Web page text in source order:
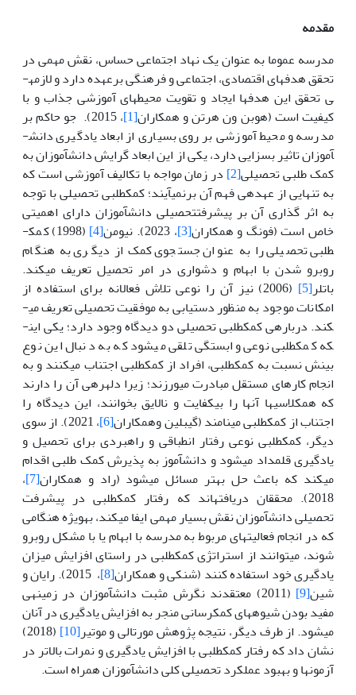
مقدمه
مدرسه عموما به عنوان یک نهاد اجتماعی حساس، نقش مهمی در
تحقق هدف­های اقتصادی، اجتماعی و فرهنگی برعهده دارد و لازمه­
ی تحقق این هدف­ها ایجاد و تقویت محیط­های آموزشی جذاب و با
کیفیت است (هوبن ون هرتن و همکاران[1]
، 2015). جو حاکم بر
مدرسه و محیط آموزشی بر روی بسیاری از ابعاد یادگیری دانش­
آموزان تاثیر بسزایی دارد، یکی از این ابعاد گرایش دانش­آموزان به
کمک طلبی تحصیلی[2]
در زمان مواجه با تکالیف آموزشی است که
به تنهایی از عهده­ی فهم آن برنمی­آیند؛ کمک­طلبی تحصیلی با توجه
به اثر گذاری آن بر پیشرفت­تحصیلی دانش­آموزان دارای اهمیتی
خاص است (فونگ و همکاران[3] ، 2023). نیومن [4]
(1998) کمک­
طلبی تحصیلی را به عنوان جستجوی کمک از دیگری به هنگام
روبرو شدن با ابهام و دشواری در امر تحصیل تعریف می­کند.
باتلر[5]
(2006) نیز آن را نوعی تلاش فعالانه برای استفاده از
امکانات موجود به منظور دستیابی به موفقیت تحصیلی تعریف می­
کند. درباره­ی کمک­طلبی تحصیلی دو دیدگاه وجود دارد؛ یکی این­
که کمک­طلبی نوعی وابستگی تلقی می­شود که به دنبال این نوع
بینش نسبت به کمک­طلبی، افراد از کمک­طلبی اجتناب می­کنند و به
انجام کارهای مستقل مبادرت می­ورزند؛ زیرا دلهره­ی آن را دارند
که هم­کلاسی­ها آن­ها را بی­کفایت و نالایق بخوانند، این دیدگاه را
اجتناب از کمک­طلبی می­نامند (گیبلین وهمکاران[6]
، 2021). از سوی
دیگر، کمک­طلبی نوعی رفتار انطباقی و راهبردی برای تحصیل و
یادگیری قلمداد می­شود و دانش­آموز به پذیرش کمک­ طلبی اقدام
می­کند که باعث حل بهتر مسائل می­شود (راد و همکاران[7] ،
2018). محققان دریافته­اند که رفتار کمک­طلبی در پیشرفت
تحصیلی دانش­آموزان نقش بسیار مهمی ایفا می­کند، به­ویژه هنگامی
که در انجام فعالیت­های مربوط به مدرسه با ابهام یا با مشکل روبرو
شوند، می­توانند از استراتژی کمک­طلبی در راستای افزایش میزان
یادگیری خود استفاده کنند (شنکی و همکاران[8]
، 2015). رایان و
شین[9]
(2011) معتقدند نگرش مثبت دانش­آموزان در زمینه­ی
مفید بودن شیوه­ها­ی کمک­رسانی منجر به افزایش یادگیری در آنان
می­شود. از طرف دیگر، نتیجه پژوهش مورتالی و موتیر[10]
(2018)
نشان داد که رفتار کمک­طلبی با افزایش یادگیری و نمرات بالاتر در
آزمون­ها و بهبود عملکرد تحصیلی کلی دانش­آموزان همراه است.